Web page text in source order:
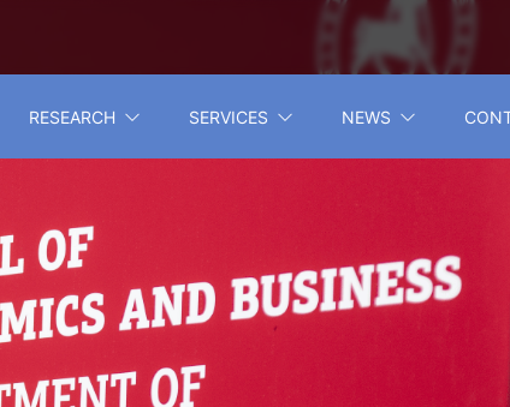
RESEARCH SERVICES NEWS